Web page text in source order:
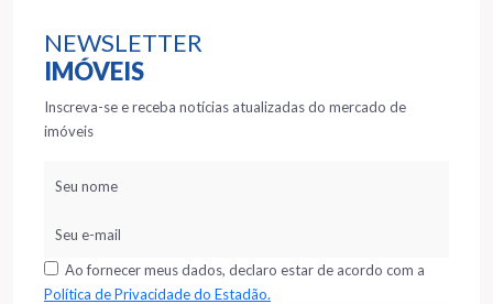
NEWSLETTER
IMÓVEIS
Inscreva-se e receba notícias atualizadas do mercado de
imóveis
Ao fornecer meus dados, declaro estar de acordo com a
Política de Privacidade do Estadão.